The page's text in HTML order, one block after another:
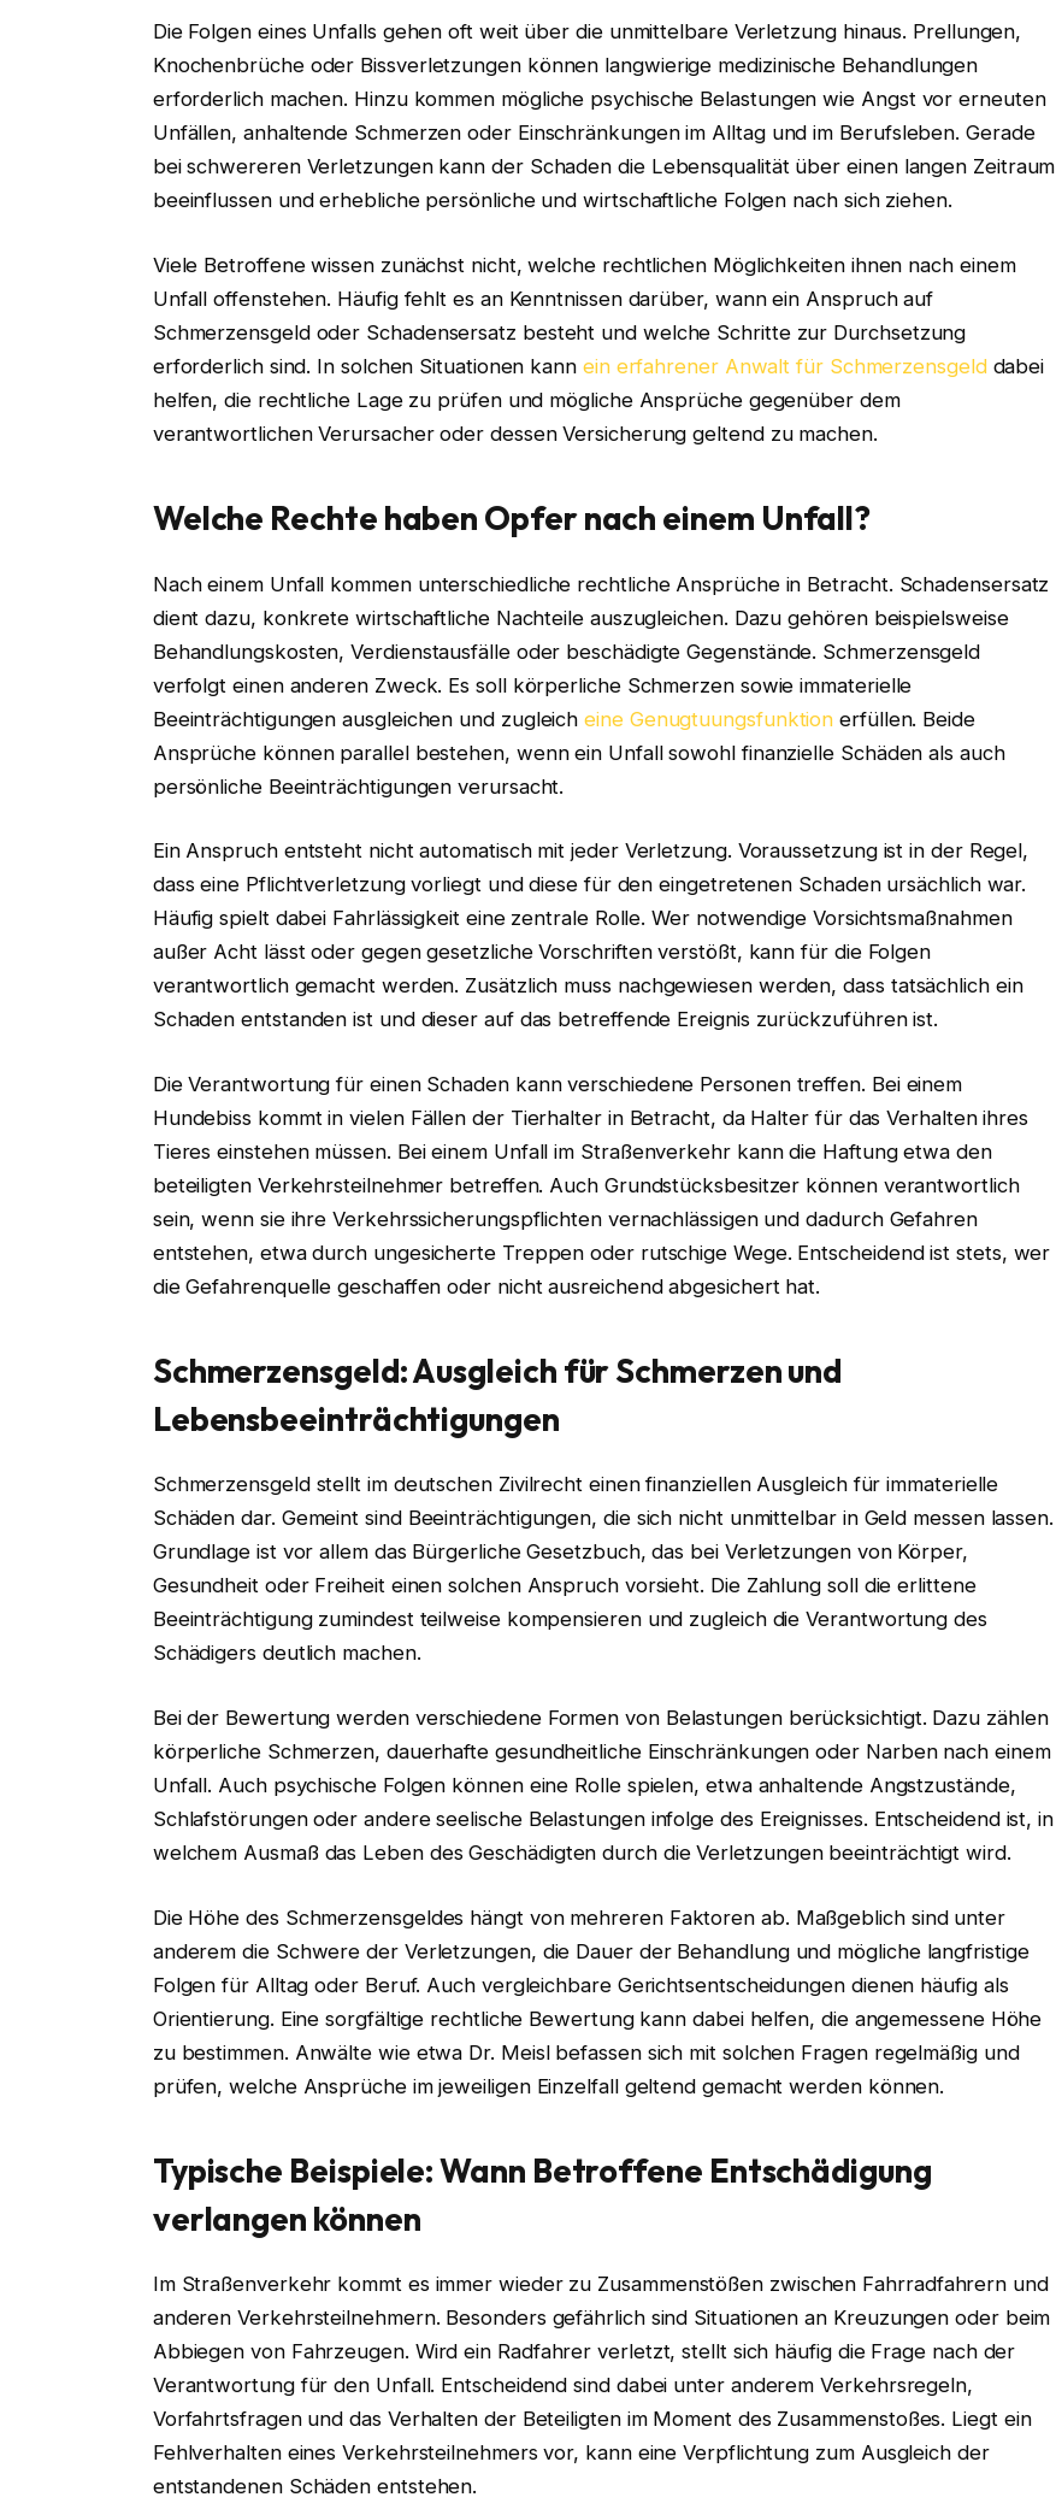
Die Folgen eines Unfalls gehen oft weit über die unmittelbare Verletzung hinaus. Prellungen,
Knochenbrüche oder Bissverletzungen können langwierige medizinische Behandlungen
erforderlich machen. Hinzu kommen mögliche psychische Belastungen wie Angst vor erneuten
Unfällen, anhaltende Schmerzen oder Einschränkungen im Alltag und im Berufsleben. Gerade
bei schwereren Verletzungen kann der Schaden die Lebensqualität über einen langen Zeitraum
beeinflussen und erhebliche persönliche und wirtschaftliche Folgen nach sich ziehen.
Viele Betroffene wissen zunächst nicht, welche rechtlichen Möglichkeiten ihnen nach einem
Unfall offenstehen. Häufig fehlt es an Kenntnissen darüber, wann ein Anspruch auf
Schmerzensgeld oder Schadensersatz besteht und welche Schritte zur Durchsetzung
erforderlich sind. In solchen Situationen kann ein erfahrener Anwalt für Schmerzensgelddabei
helfen, die rechtliche Lage zu prüfen und mögliche Ansprüche gegenüber dem
verantwortlichen Verursacher oder dessen Versicherung geltend zu machen.
Welche Rechte haben Opfer nach einem Unfall?
Nach einem Unfall kommen unterschiedliche rechtliche Ansprüche in Betracht. Schadensersatz
dient dazu, konkrete wirtschaftliche Nachteile auszugleichen. Dazu gehören beispielsweise
Behandlungskosten, Verdienstausfälle oder beschädigte Gegenstände. Schmerzensgeld
verfolgt einen anderen Zweck. Es soll körperliche Schmerzen sowie immaterielle
Beeinträchtigungen ausgleichen und zugleich eine Genugtuungsfunktion erfüllen. Beide
Ansprüche können parallel bestehen, wenn ein Unfall sowohl finanzielle Schäden als auch
persönliche Beeinträchtigungen verursacht.
Ein Anspruch entsteht nicht automatisch mit jeder Verletzung. Voraussetzung ist in der Regel,
dass eine Pflichtverletzung vorliegt und diese für den eingetretenen Schaden ursächlich war.
Häufig spielt dabei Fahrlässigkeit eine zentrale Rolle. Wer notwendige Vorsichtsmaßnahmen
außer Acht lässt oder gegen gesetzliche Vorschriften verstößt, kann für die Folgen
verantwortlich gemacht werden. Zusätzlich muss nachgewiesen werden, dass tatsächlich ein
Schaden entstanden ist und dieser auf das betreffende Ereignis zurückzuführen ist.
Die Verantwortung für einen Schaden kann verschiedene Personen treffen. Bei einem
Hundebiss kommt in vielen Fällen der Tierhalter in Betracht, da Halter für das Verhalten ihres
Tieres einstehen müssen. Bei einem Unfall im Straßenverkehr kann die Haftung etwa den
beteiligten Verkehrsteilnehmer betreffen. Auch Grundstücksbesitzer können verantwortlich
sein, wenn sie ihre Verkehrssicherungspflichten vernachlässigen und dadurch Gefahren
entstehen, etwa durch ungesicherte Treppen oder rutschige Wege. Entscheidend ist stets, wer
die Gefahrenquelle geschaffen oder nicht ausreichend abgesichert hat.
Schmerzensgeld: Ausgleich für Schmerzen und
Lebensbeeinträchtigungen
Schmerzensgeld stellt im deutschen Zivilrecht einen finanziellen Ausgleich für immaterielle
Schäden dar. Gemeint sind Beeinträchtigungen, die sich nicht unmittelbar in Geld messen lassen.
Grundlage ist vor allem das Bürgerliche Gesetzbuch, das bei Verletzungen von Körper,
Gesundheit oder Freiheit einen solchen Anspruch vorsieht. Die Zahlung soll die erlittene
Beeinträchtigung zumindest teilweise kompensieren und zugleich die Verantwortung des
Schädigers deutlich machen.
Bei der Bewertung werden verschiedene Formen von Belastungen berücksichtigt. Dazu zählen
körperliche Schmerzen, dauerhafte gesundheitliche Einschränkungen oder Narben nach einem
Unfall. Auch psychische Folgen können eine Rolle spielen, etwa anhaltende Angstzustände,
Schlafstörungen oder andere seelische Belastungen infolge des Ereignisses. Entscheidend ist, in
welchem Ausmaß das Leben des Geschädigten durch die Verletzungen beeinträchtigt wird.
Die Höhe des Schmerzensgeldes hängt von mehreren Faktoren ab. Maßgeblich sind unter
anderem die Schwere der Verletzungen, die Dauer der Behandlung und mögliche langfristige
Folgen für Alltag oder Beruf. Auch vergleichbare Gerichtsentscheidungen dienen häufig als
Orientierung. Eine sorgfältige rechtliche Bewertung kann dabei helfen, die angemessene Höhe
zu bestimmen. Anwälte wie etwa Dr. Meisl befassen sich mit solchen Fragen regelmäßig und
prüfen, welche Ansprüche im jeweiligen Einzelfall geltend gemacht werden können.
Typische Beispiele: Wann Betroffene Entschädigung
verlangen können
Im Straßenverkehr kommt es immer wieder zu Zusammenstößen zwischen Fahrradfahrern und
anderen Verkehrsteilnehmern. Besonders gefährlich sind Situationen an Kreuzungen oder beim
Abbiegen von Fahrzeugen. Wird ein Radfahrer verletzt, stellt sich häufig die Frage nach der
Verantwortung für den Unfall. Entscheidend sind dabei unter anderem Verkehrsregeln,
Vorfahrtsfragen und das Verhalten der Beteiligten im Moment des Zusammenstoßes. Liegt ein
Fehlverhalten eines Verkehrsteilnehmers vor, kann eine Verpflichtung zum Ausgleich der
entstandenen Schäden entstehen.